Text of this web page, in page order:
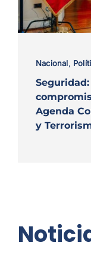
Nacional,
Agenda
y